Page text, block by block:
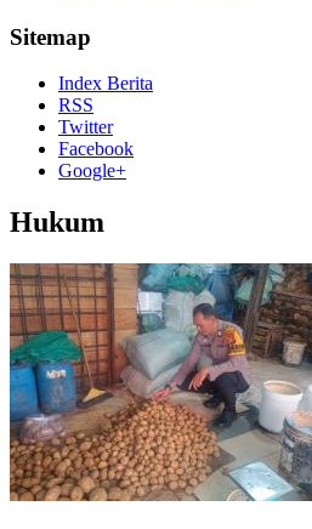
Sitemap
Index Berita
RSS
Twitter
Facebook
Google+
Hukum